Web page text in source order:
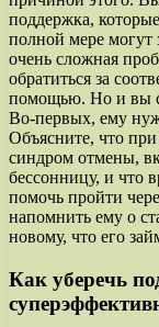
поддержка,
полной мере могут
очень сложная
обратиться за
помощью. Но и вы
Во-первых, ему
Объясните, что
синдром отмены,
бессонницу, и что
помочь пройти
напомнить ему о
новому, что его
Как уберечь